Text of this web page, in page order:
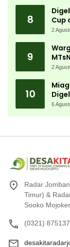
8
Cup
2
9
2
10
6
Radar
Timur) &
Sooko
(0321)